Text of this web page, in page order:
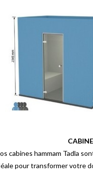
cabines hammam Tadla
pour transformer votre